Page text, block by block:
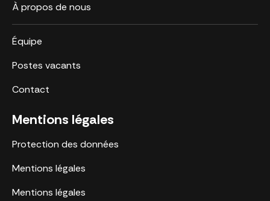
À propos de nous
Équipe
Postes vacants
Contact
Mentions légales
Protection des données
Mentions légales
Mentions légales